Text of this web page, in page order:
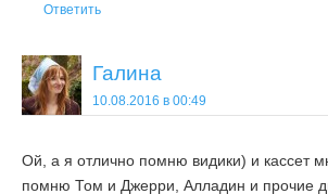
Ответить
Галина
10.08.2016 в 00:49
Ой, а я отлично помню видики) и кассет
помню Том и Джерри, Алладин и прочие